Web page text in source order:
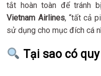
tắt hoàn toàn để tránh
Vietnam Airlines, “tất cả
sử dụng cho mục đích cá
Tại sao có